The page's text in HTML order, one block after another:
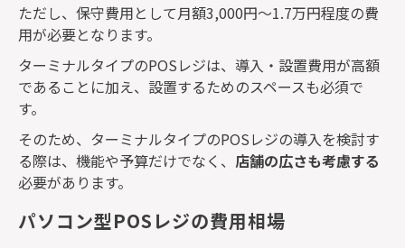
ただし、保守費用として月額3,000円～1.7万円程度の費
用が必要となります。
ターミナルタイプのPOSレジは、導入・設置費用が高額
であることに加え、設置するためのスペースも必須で
す。
そのため、ターミナルタイプのPOSレジの導入を検討す
る際は、機能や予算だけでなく、 店舗の広さも考慮する
必要があります。
パソコン型POSレジの費用相場